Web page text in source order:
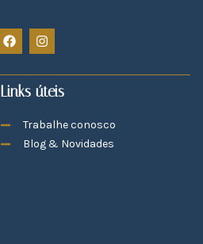
Links úteis
Trabalhe conosco
Blog & Novidades